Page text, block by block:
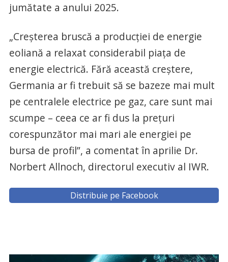
jumătate a anului 2025.
„Creșterea bruscă a producției de energie
eoliană a relaxat considerabil piața de
energie electrică. Fără această creștere,
Germania ar fi trebuit să se bazeze mai mult
pe centralele electrice pe gaz, care sunt mai
scumpe – ceea ce ar fi dus la prețuri
corespunzător mai mari ale energiei pe
bursa de profil”, a comentat în aprilie Dr.
Norbert Allnoch, directorul executiv al IWR.
Distribuie pe Facebook